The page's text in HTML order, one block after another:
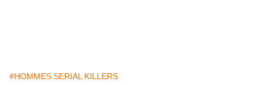
#HOMMES SERIAL KILLERS